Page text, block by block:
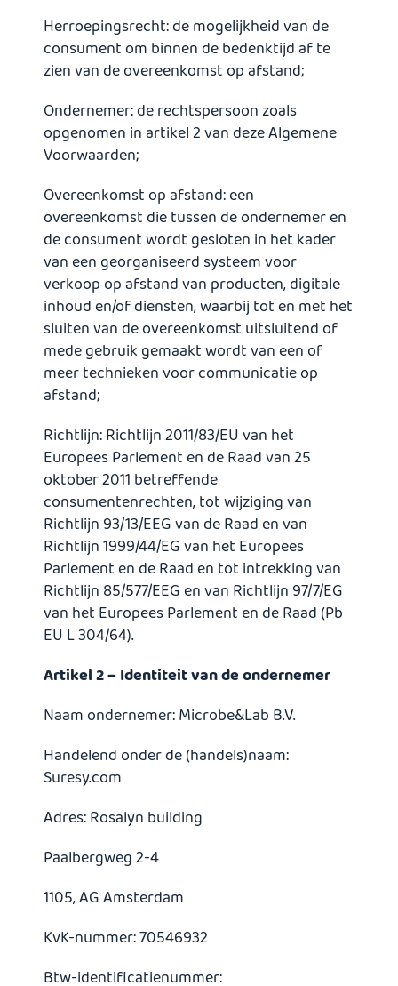
Herroepingsrecht: de mogelijkheid van de
consument om binnen de bedenktijd af te
zien van de overeenkomst op afstand;
Ondernemer: de rechtspersoon zoals
opgenomen in artikel 2 van deze Algemene
Voorwaarden;
Overeenkomst op afstand: een
overeenkomst die tussen de ondernemer en
de consument wordt gesloten in het kader
van een georganiseerd systeem voor
verkoop op afstand van producten, digitale
inhoud en/of diensten, waarbij tot en met het
sluiten van de overeenkomst uitsluitend of
mede gebruik gemaakt wordt van een of
meer technieken voor communicatie op
afstand;
Richtlijn: Richtlijn 2011/83/EU van het
Europees Parlement en de Raad van 25
oktober 2011 betreffende
consumentenrechten, tot wijziging van
Richtlijn 93/13/EEG van de Raad en van
Richtlijn 1999/44/EG van het Europees
Parlement en de Raad en tot intrekking van
Richtlijn 85/577/EEG en van Richtlijn 97/7/EG
van het Europees Parlement en de Raad (Pb
EU L 304/64).
Artikel 2 – Identiteit van de ondernemer
Naam ondernemer: Microbe&Lab B.V.
Handelend onder de (handels)naam:
Suresy.com
Adres: Rosalyn building
Paalbergweg 2-4
1105, AG Amsterdam
KvK-nummer: 70546932
Btw-identificatienummer: